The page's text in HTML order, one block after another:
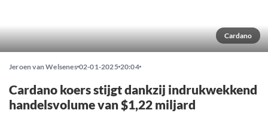
Cardano
Jeroen van Welsenes 02-01-2025 20:04
Cardano koers stijgt dankzij indrukwekkend
handelsvolume van $1,22 miljard